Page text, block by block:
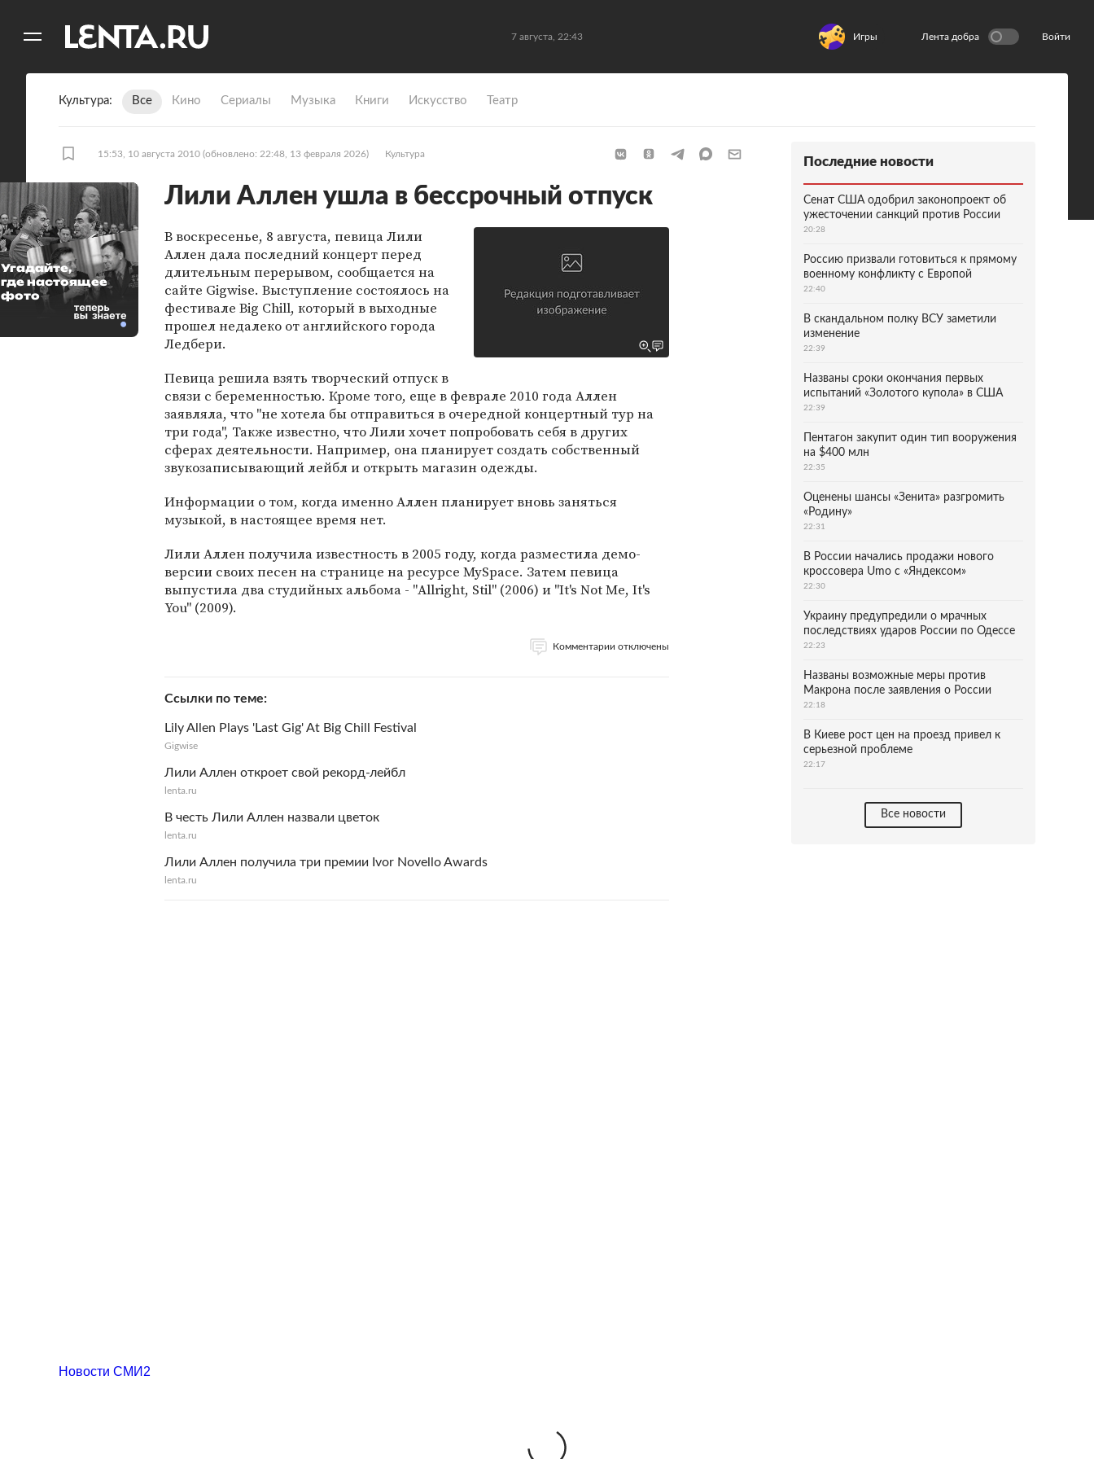
7 августа, 22:43 Игры Лента добра Войти
Культура Все Кино Сериалы Музыка Книги Искусство Театр
15:53, 10 августа 2010 (обновлено: 22:48, 13 февраля 2026) Культура
Лили Аллен ушла в бессрочный отпуск
В воскресенье, 8 августа, певица Лили
Аллен дала последний концерт перед
длительным перерывом, сообщается на
сайте Gigwise. Выступление состоялось на
фестивале Big Chill, который в выходные
прошел недалеко от английского города
Ледбери.
Певица решила взять творческий отпуск в
связи с беременностью. Кроме того, еще в феврале 2010 года Аллен
заявляла, что "не хотела бы отправиться в очередной концертный тур на
три года", Также известно, что Лили хочет попробовать себя в других
сферах деятельности. Например, она планирует создать собственный
звукозаписывающий лейбл и открыть магазин одежды.
Информации о том, когда именно Аллен планирует вновь заняться
музыкой, в настоящее время нет.
Лили Аллен получила известность в 2005 году, когда разместила демо-
версии своих песен на странице на ресурсе MySpace. Затем певица
выпустила два студийных альбома - "Allright, Stil" (2006) и "It's Not Me, It's
You" (2009).
Комментарии отключены
Ссылки по теме
Lily Allen Plays 'Last Gig' At Big Chill Festival
Gigwise
Лили Аллен откроет свой рекорд-лейбл
lenta.ru
В честь Лили Аллен назвали цветок
lenta.ru
Лили Аллен получила три премии Ivor Novello Awards
lenta.ru
Угадайте,
где настоящее
фото
Последние новости
Сенат США одобрил законопроект об
ужесточении санкций против России
20:28
Россию призвали готовиться к прямому
военному конфликту с Европой
22:40
В скандальном полку ВСУ заметили
изменение
22:39
Названы сроки окончания первых
испытаний «Золотого купола» в США
22:39
Пентагон закупит один тип вооружения
на $400 млн
22:35
Оценены шансы «Зенита» разгромить
«Родину»
22:31
В России начались продажи нового
кроссовера Umo с «Яндексом»
22:30
Украину предупредили о мрачных
последствиях ударов России по Одессе
22:23
Названы возможные меры против
Макрона после заявления о России
22:18
В Киеве рост цен на проезд привел к
серьезной проблеме
22:17
Все новости
Новости СМИ2